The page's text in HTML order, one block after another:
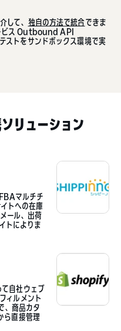
して、 独自の方法で統合 できま
ビス Outbound API
トをサンドボックス環境で実
リューション
マルチチ
トへの在庫
ール、出荷
トによりま
自社ウェブ
ィルメント
、商品カタ
ら直接管理